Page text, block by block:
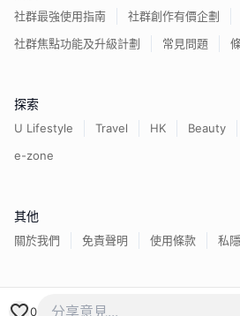
0
社群最強使用指南
社群創作有價企劃
社群焦點功能及升級計劃
常見問題
探索
U Lifestyle Travel HK Beauty
e-zone
其他
關於我們 免責聲明 使用條款 私
香港經濟日報版權所有©